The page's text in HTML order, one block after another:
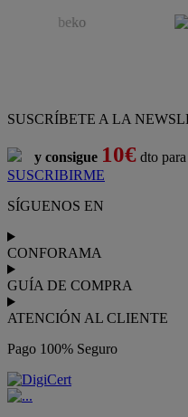
SUSCRÍBETE A LA
y consigue 10€ dto
SUSCRIBIRME
SÍGUENOS EN
CONFORAMA
GUÍA DE COMPRA
ATENCIÓN AL CLIENTE
Pago 100% Seguro